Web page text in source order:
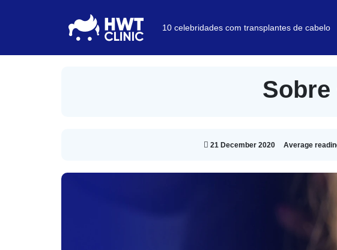
10 celebridades com transplantes de cabelo
21 December 2020 Average